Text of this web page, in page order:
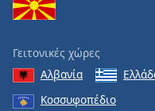
Reset
Modal
Dialog
End
Γειτονικές χώρες
Αλβανία
Κοσσυφοπέδιο